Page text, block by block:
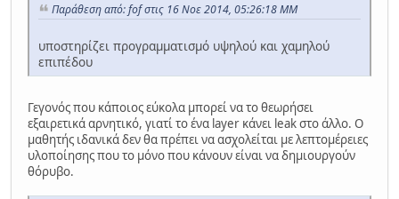
Παράθεση από: fof στις 16 Νοε 2014, 05:26:18 ΜΜ
υποστηρίζει προγραμματισμό υψηλού και χαμηλού
επιπέδου
Γεγονός που κάποιος εύκολα μπορεί να το θεωρήσει
εξαιρετικά αρνητικό, γιατί το ένα layer κάνει leak στο άλλο. Ο
μαθητής ιδανικά δεν θα πρέπει να ασχολείται με λεπτομέρειες
υλοποίησης που το μόνο που κάνουν είναι να δημιουργούν
θόρυβο.